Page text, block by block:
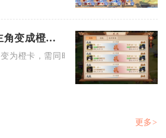
少年三国志2主角变成橙卡需要具备什么条件
为橙卡，需同时满足通关主角专属晋升
更多>